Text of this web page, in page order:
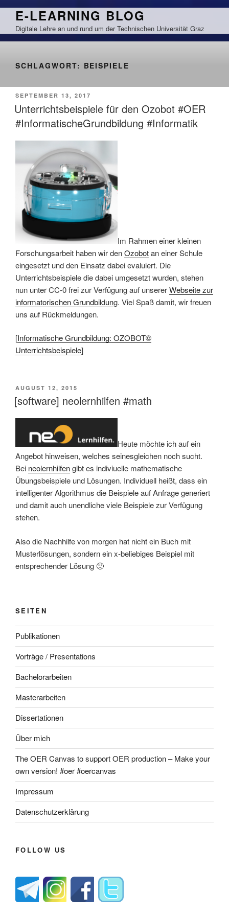
Zum
springen
E-LEARNING BLOG
Digitale Lehre an und rund um der Technischen Universität Graz
SCHLAGWORT: BEISPIELE
VERÖFFENTLICHT
AM
SEPTEMBER 13, 2017
Unterrichtsbeispiele für den Ozobot #OER
#InformatischeGrundbildung #Informatik
Im Rahmen einer kleinen
Forschungsarbeit haben wir denOzobotan einer Schule
eingesetzt und den Einsatz dabei evaluiert. Die
Unterrichtsbeispiele die dabei umgesetzt wurden, stehen
nun unter CC-0 frei zur Verfügung auf unsererWebseite zur
informatorischen Grundbildung. Viel Spaß damit, wir freuen
uns auf Rückmeldungen.
[Informatische Grundbildung: OZOBOT©
Unterrichtsbeispiele]
VERÖFFENTLICHT
AM
AUGUST 12, 2015
[software] neolernhilfen #math
Heute möchte ich auf ein
Angebot hinweisen, welches seinesgleichen noch sucht.
Bei neolernhilfengibt es indiviuelle mathematische
Übungsbeispiele und Lösungen. Individuell heißt, dass ein
intelligenter Algorithmus die Beispiele auf Anfrage generiert
und damit auch unendliche viele Beispiele zur Verfügung
stehen.
Also die Nachhilfe von morgen hat nicht ein Buch mit
Musterlösungen, sondern ein x-beliebiges Beispiel mit
entsprechender Lösung 🙂
SEITEN
Publikationen
Vorträge / Presentations
Bachelorarbeiten
Masterarbeiten
Dissertationen
Über mich
The OER Canvas to support OER production – Make your
own version! #oer #oercanvas
Impressum
Datenschutzerklärung
FOLLOW US